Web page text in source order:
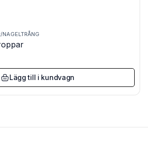
Lägg till i kundvagn